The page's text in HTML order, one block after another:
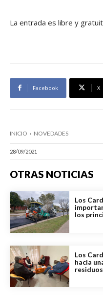
La entrada es libre y
Facebook X
INICIO NOVEDADES
28/09/2021
OTRAS NOTICIAS
Los
los
Los
hacia
residuos